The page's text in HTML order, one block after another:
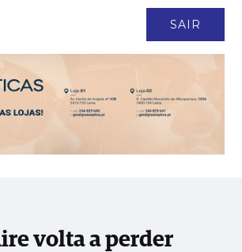
SAIR
perder médico. Junta de freguesia expressa
volta a perder